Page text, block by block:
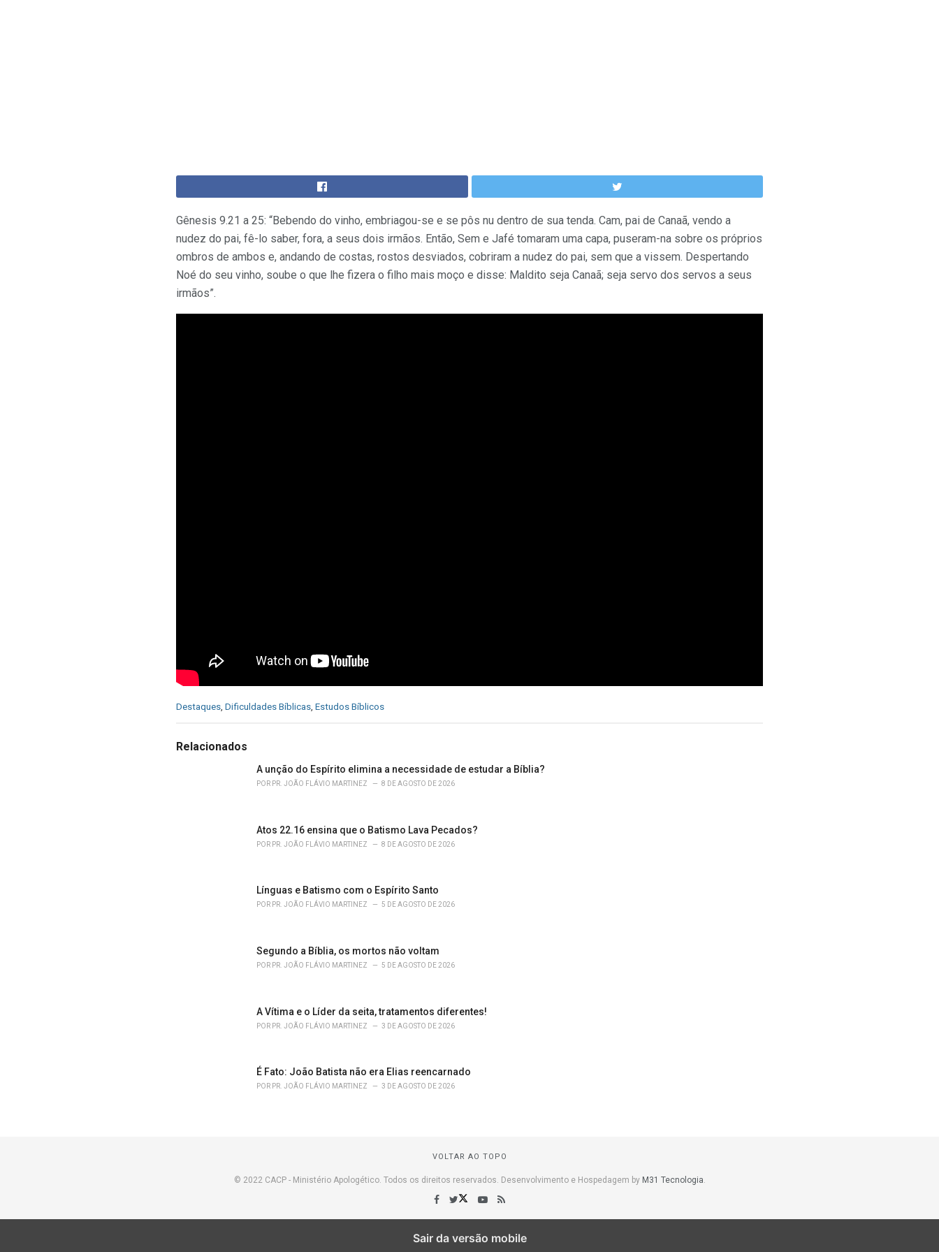
Gênesis 9.21 a 25: “Bebendo do vinho, embriagou-se e se pôs nu dentro de sua tenda. Cam, pai de Canaã, vendo a
nudez do pai, fê-lo saber, fora, a seus dois irmãos. Então, Sem e Jafé tomaram uma capa, puseram-na sobre os próprios
ombros de ambos e, andando de costas, rostos desviados, cobriram a nudez do pai, sem que a vissem. Despertando
Noé do seu vinho, soube o que lhe fizera o filho mais moço e disse: Maldito seja Canaã; seja servo dos servos a seus
irmãos”.
C
e
Destaques Dificuldades Bíblicas Estudos Bíblicos
Relacionados
A unção do Espírito elimina a necessidade de estudar a Bíblia?
POR PR. JOÃO FLÁVIO MARTINEZ 8 DE AGOSTO DE 2026
Atos 22.16 ensina que o Batismo Lava Pecados?
POR PR. JOÃO FLÁVIO MARTINEZ 8 DE AGOSTO DE 2026
Línguas e Batismo com o Espírito Santo
POR PR. JOÃO FLÁVIO MARTINEZ 5 DE AGOSTO DE 2026
Segundo a Bíblia, os mortos não voltam
POR PR. JOÃO FLÁVIO MARTINEZ 5 DE AGOSTO DE 2026
A Vítima e o Líder da seita, tratamentos diferentes!
POR PR. JOÃO FLÁVIO MARTINEZ 3 DE AGOSTO DE 2026
É Fato: João Batista não era Elias reencarnado
POR PR. JOÃO FLÁVIO MARTINEZ 3 DE AGOSTO DE 2026
VOLTAR AO TOPO
© 2022 CACP - Ministério Apologético. Todos os direitos reservados. Desenvolvimento e Hospedagem by M31 Tecnologia.
Sair da versão mobile